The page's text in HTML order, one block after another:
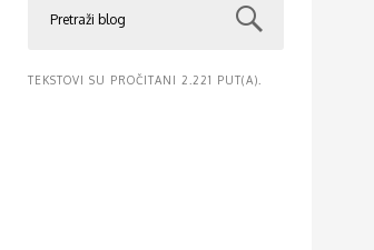
TEKSTOVI SU PROČITANI 2.221 PUT(A).